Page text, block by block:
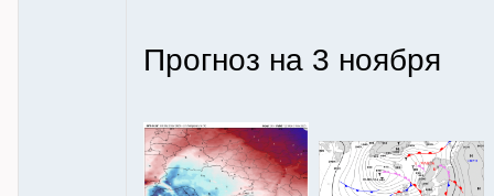
Прогноз на 3 ноября